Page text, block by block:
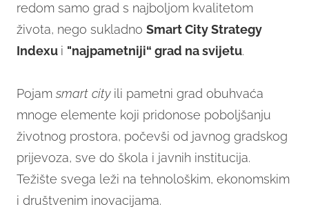
redom samo grad s najboljom kvalitetom
života, nego sukladno Smart City Strategy
Indexu i "najpametniji“ grad na svijetu.
Pojam smart cityili pametni grad obuhvaća
mnoge elemente koji pridonose poboljšanju
životnog prostora, počevši od javnog gradskog
prijevoza, sve do škola i javnih institucija.
Težište svega leži na tehnološkim, ekonomskim
i društvenim inovacijama.